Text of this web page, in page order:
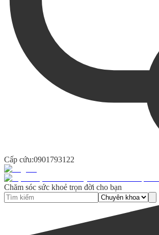
Cấp cứu:0901793122
Chăm sóc sức khoẻ trọn đời cho bạn